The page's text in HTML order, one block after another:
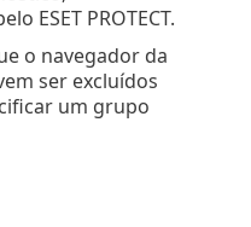
ESET PROTECT.
o navegador da
ser excluídos
um grupo